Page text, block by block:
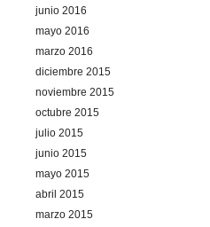
junio 2016
mayo 2016
marzo 2016
diciembre 2015
noviembre 2015
octubre 2015
julio 2015
junio 2015
mayo 2015
abril 2015
marzo 2015